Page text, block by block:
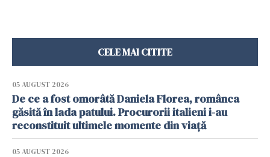
CELE MAI CITITE
05 AUGUST 2026
De ce a fost omorâtă Daniela Florea, românca
găsită în lada patului. Procurorii italieni i-au
reconstituit ultimele momente din viață
05 AUGUST 2026